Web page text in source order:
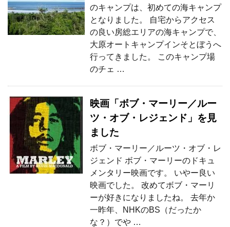
のキャンプは、初めての海キャンプ
となりました。 自宅からアクセス
の良い房総エリアの海キャンプで、
大原オートキャンプインそとぼうへ
行ってきました。 このキャンプ場
のチェ …
映画「ボブ・マーリー／ルー
ツ・オブ・レジェンド」を見
ました
ボブ・マーリー／ルーツ・オブ・レ
ジェンド ボブ・マーリーのドキュ
メンタリー映画です。 いやー良い
映画でした。 改めてボブ・マーリ
ーが好きになりましたね。 去年か
一昨年、NHKのBS（だったか
な？）でや …